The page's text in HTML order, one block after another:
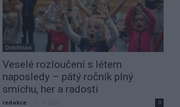
Dobříšsko
Veselé rozloučení s létem
naposledy – pátý ročník plný
smíchu, her a radosti
redakce 0